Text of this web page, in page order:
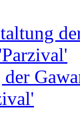
2010